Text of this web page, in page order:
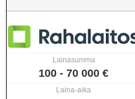
Lainasumma
100 - 70 000 €
Laina-aika